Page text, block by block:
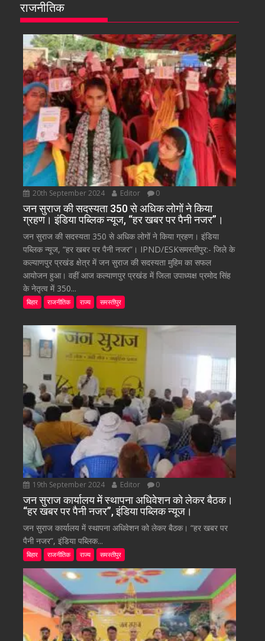
राजनीतिक
20th September 2024 Editor 0
जन सुराज की सदस्यता 350 से अधिक लोगों ने किया
ग्रहण। इंडिया पब्लिक न्यूज, “हर खबर पर पैनी नजर”।
जन सुराज की सदस्यता 350 से अधिक लोगों ने किया ग्रहण। इंडिया
पब्लिक न्यूज, “हर खबर पर पैनी नजर”। IPND/ESKसमस्तीपुर:- जिले के
कल्याणपुर प्रखंड क्षेत्र में जन सुराज की सदस्यता मुहिम का सफल
आयोजन हुआ। वहीं आज कल्याणपुर प्रखंड में जिला उपाध्यक्ष प्रमोद सिंह
के नेतृत्व में 350...
बिहार राजनीतिक राज्य समस्तीपुर
19th September 2024 Editor 0
जन सुराज कार्यालय में स्थापना अधिवेशन को लेकर बैठक।
“हर खबर पर पैनी नजर”, इंडिया पब्लिक न्यूज।
जन सुराज कार्यालय में स्थापना अधिवेशन को लेकर बैठक। “हर खबर पर
पैनी नजर”, इंडिया पब्लिक...
बिहार राजनीतिक राज्य समस्तीपुर